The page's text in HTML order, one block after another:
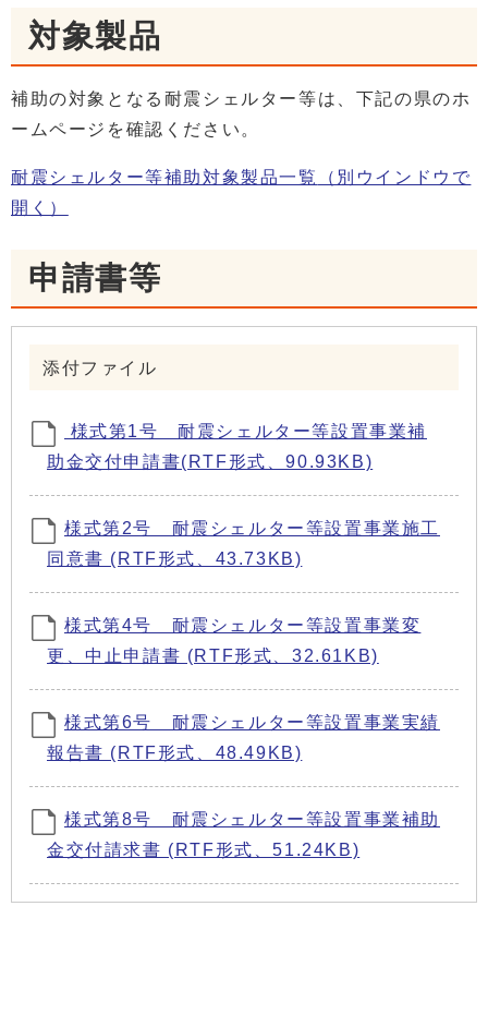
対象製品
補助の対象となる耐震シェルター等は、下記の県のホ
ームページを確認ください。
耐震シェルター等補助対象製品一覧
（別ウインドウで
開く）
申請書等
添付ファイル
様式第1号 耐震シェルター等設置事業補
助金交付申請書(RTF形式、90.93KB)
様式第2号 耐震シェルター等設置事業施工
同意書 (RTF形式、43.73KB)
様式第4号 耐震シェルター等設置事業変
更、中止申請書 (RTF形式、32.61KB)
様式第6号 耐震シェルター等設置事業実績
報告書 (RTF形式、48.49KB)
様式第8号 耐震シェルター等設置事業補助
金交付請求書 (RTF形式、51.24KB)